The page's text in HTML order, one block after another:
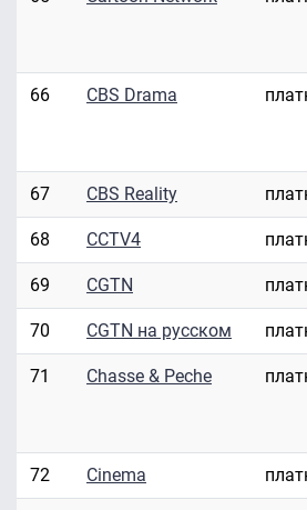
66 CBS Drama
67 CBS Reality
68 CCTV4
69 CGTN
70 CGTN на русском
71 Chasse & Peche
72 Cinema